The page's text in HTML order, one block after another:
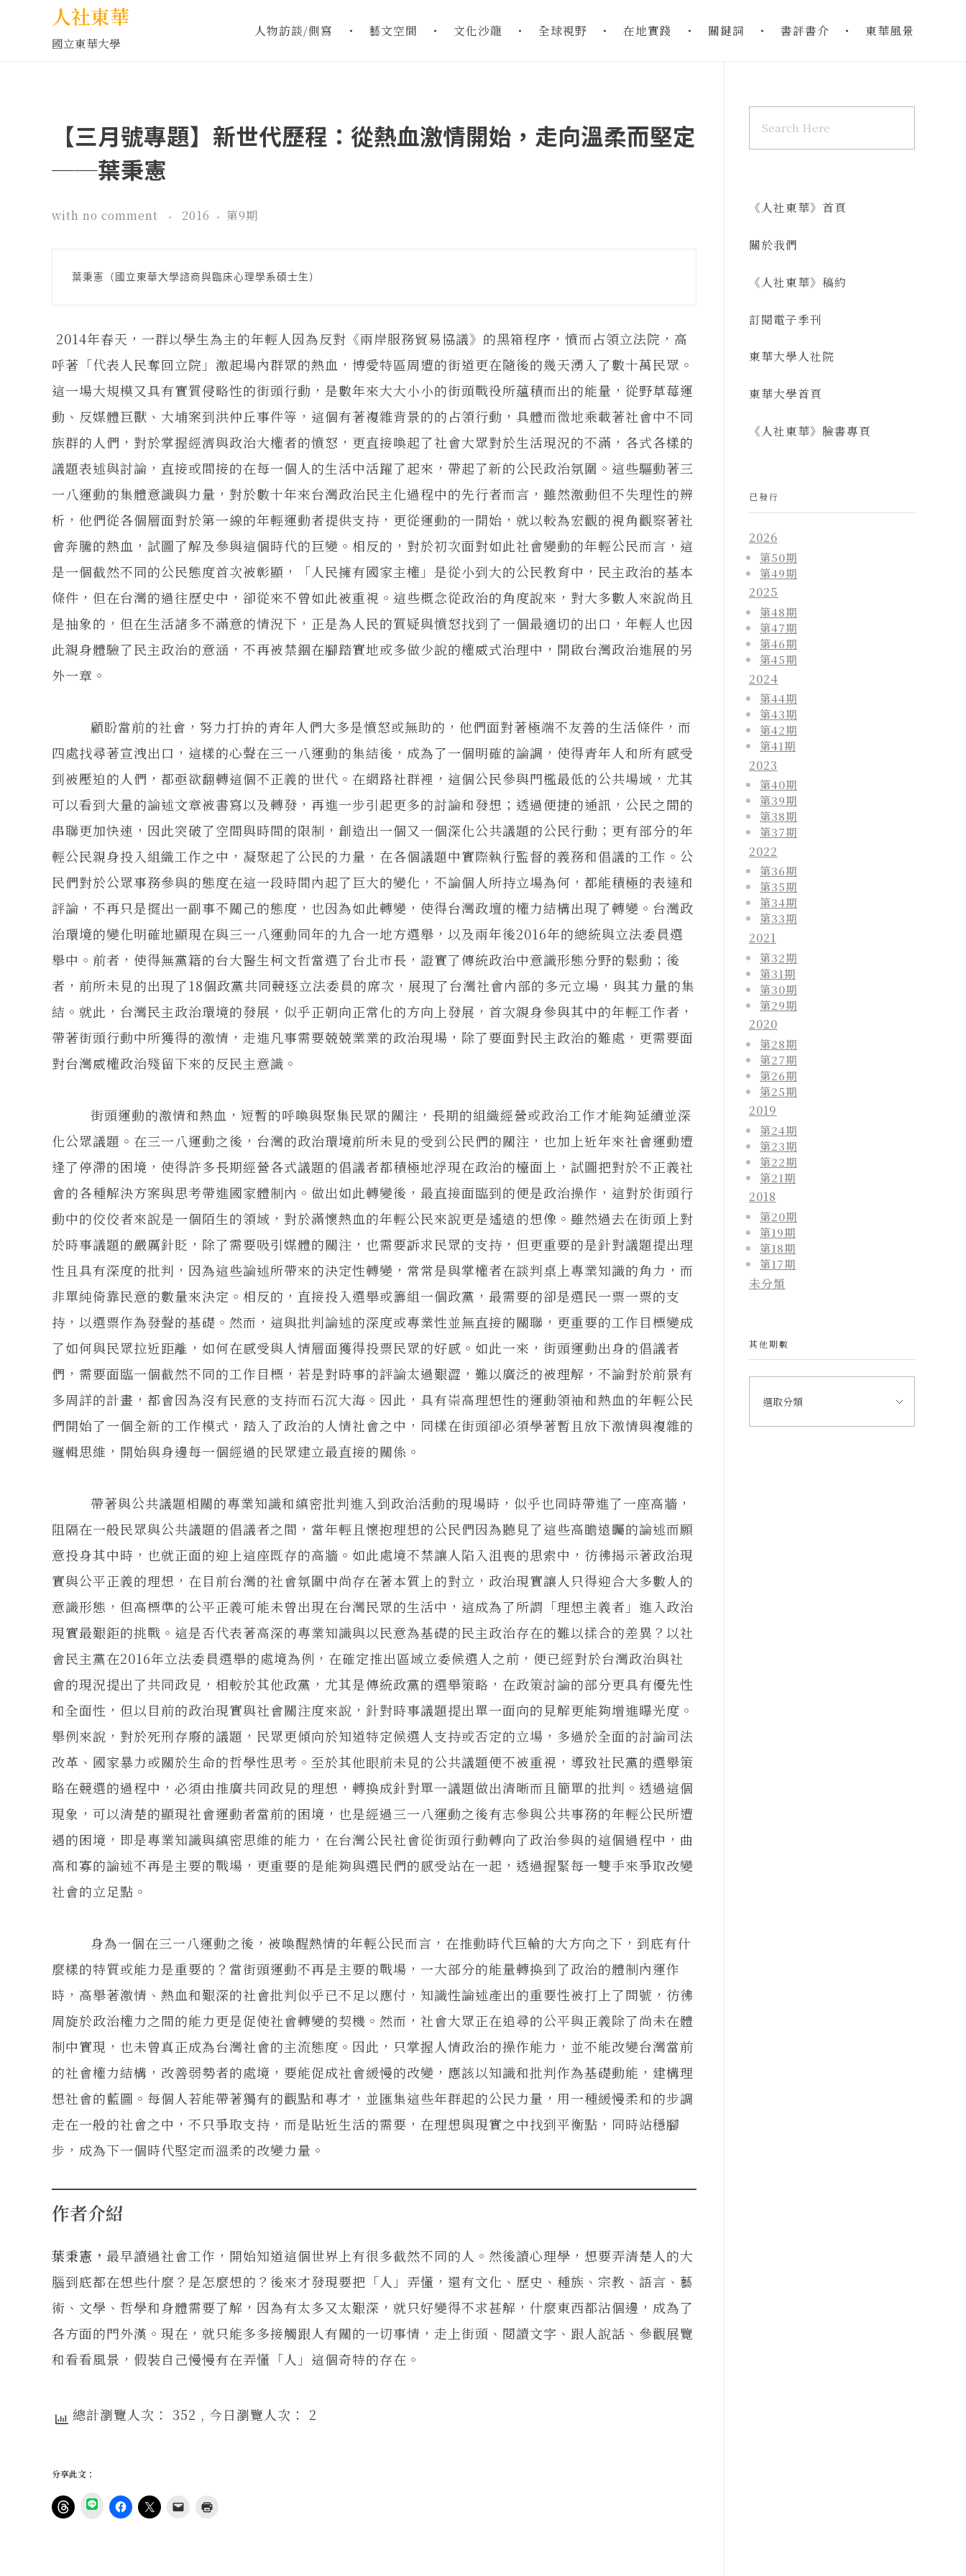
人社東華
國立東華大學
人物訪談/側寫 藝文空間 文化沙龍 全球視野 在地實踐 關鍵詞 書評書介 東華風景
【三月號專題】新世代歷程：從熱血激情開始，走向溫柔而堅定
──葉秉憲
with no comment 2016 第9期
葉秉憲（國立東華大學諮商與臨床心理學系碩士生）
2014年春天，一群以學生為主的年輕人因為反對《兩岸服務貿易協議》的黑箱程序，憤而占領立法院，高
呼著「代表人民奪回立院」激起場內群眾的熱血，博愛特區周遭的街道更在隨後的幾天湧入了數十萬民眾。
這一場大規模又具有實質侵略性的街頭行動，是數年來大大小小的街頭戰役所蘊積而出的能量，從野草莓運
動、反媒體巨獸、大埔案到洪仲丘事件等，這個有著複雜背景的的占領行動，具體而微地乘載著社會中不同
族群的人們，對於掌握經濟與政治大權者的憤怒，更直接喚起了社會大眾對於生活現況的不滿，各式各樣的
議題表述與討論，直接或間接的在每一個人的生活中活躍了起來，帶起了新的公民政治氛圍。這些驅動著三
一八運動的集體意識與力量，對於數十年來台灣政治民主化過程中的先行者而言，雖然激動但不失理性的辨
析，他們從各個層面對於第一線的年輕運動者提供支持，更從運動的一開始，就以較為宏觀的視角觀察著社
會奔騰的熱血，試圖了解及參與這個時代的巨變。相反的，對於初次面對如此社會變動的年輕公民而言，這
是一個截然不同的公民態度首次被彰顯，「人民擁有國家主權」是從小到大的公民教育中，民主政治的基本
條件，但在台灣的過往歷史中，卻從來不曾如此被重視。這些概念從政治的角度說來，對大多數人來說尚且
是抽象的，但在生活諸多不滿意的情況下，正是為人民的質疑與憤怒找到了一個最適切的出口，年輕人也因
此親身體驗了民主政治的意涵，不再被禁錮在腳踏實地或多做少說的權威式治理中，開啟台灣政治進展的另
外一章。
顧盼當前的社會，努力打拚的青年人們大多是憤怒或無助的，他們面對著極端不友善的生活條件，而
四處找尋著宣洩出口，這樣的心聲在三一八運動的集結後，成為了一個明確的論調，使得青年人和所有感受
到被壓迫的人們，都亟欲翻轉這個不正義的世代。在網路社群裡，這個公民參與門檻最低的公共場域，尤其
可以看到大量的論述文章被書寫以及轉發，再進一步引起更多的討論和發想；透過便捷的通訊，公民之間的
串聯更加快速，因此突破了空間與時間的限制，創造出一個又一個深化公共議題的公民行動；更有部分的年
輕公民親身投入組織工作之中，凝聚起了公民的力量，在各個議題中實際執行監督的義務和倡議的工作。公
民們對於公眾事務參與的態度在這一段時間內起了巨大的變化，不論個人所持立場為何，都能積極的表達和
評論，不再只是擺出一副事不關己的態度，也因為如此轉變，使得台灣政壇的權力結構出現了轉變。台灣政
治環境的變化明確地顯現在與三一八運動同年的九合一地方選舉，以及兩年後2016年的總統與立法委員選
舉中。前者，使得無黨籍的台大醫生柯文哲當選了台北市長，證實了傳統政治中意識形態分野的鬆動；後
者，前所未見的出現了18個政黨共同競逐立法委員的席次，展現了台灣社會內部的多元立場，與其力量的集
結。就此，台灣民主政治環境的發展，似乎正朝向正常化的方向上發展，首次親身參與其中的年輕工作者，
帶著街頭行動中所獲得的激情，走進凡事需要兢兢業業的政治現場，除了要面對民主政治的難處，更需要面
對台灣威權政治殘留下來的反民主意識。
街頭運動的激情和熱血，短暫的呼喚與聚集民眾的關注，長期的組織經營或政治工作才能夠延續並深
化公眾議題。在三一八運動之後，台灣的政治環境前所未見的受到公民們的關注，也加上近年來社會運動遭
逢了停滯的困境，使得許多長期經營各式議題的倡議者都積極地浮現在政治的檯面上，試圖把對於不正義社
會的各種解決方案與思考帶進國家體制內。做出如此轉變後，最直接面臨到的便是政治操作，這對於街頭行
動中的佼佼者來說是一個陌生的領域，對於滿懷熱血的年輕公民來說更是遙遠的想像。雖然過去在街頭上對
於時事議題的嚴厲針貶，除了需要吸引媒體的關注，也需要訴求民眾的支持，但更重要的是針對議題提出理
性且具有深度的批判，因為這些論述所帶來的決定性轉變，常常是與掌權者在談判桌上專業知識的角力，而
非單純倚靠民意的數量來決定。相反的，直接投入選舉或籌組一個政黨，最需要的卻是選民一票一票的支
持，以選票作為發聲的基礎。然而，這與批判論述的深度或專業性並無直接的關聯，更重要的工作目標變成
了如何與民眾拉近距離，如何在感受與人情層面獲得投票民眾的好感。如此一來，街頭運動出身的倡議者
們，需要面臨一個截然不同的工作目標，若是對時事的評論太過艱澀，難以廣泛的被理解，不論對於前景有
多周詳的計畫，都會因為沒有民意的支持而石沉大海。因此，具有崇高理想性的運動領袖和熱血的年輕公民
們開始了一個全新的工作模式，踏入了政治的人情社會之中，同樣在街頭卻必須學著暫且放下激情與複雜的
邏輯思維，開始與身邊每一個經過的民眾建立最直接的關係。
帶著與公共議題相關的專業知識和縝密批判進入到政治活動的現場時，似乎也同時帶進了一座高牆，
阻隔在一般民眾與公共議題的倡議者之間，當年輕且懷抱理想的公民們因為聽見了這些高瞻遠矚的論述而願
意投身其中時，也就正面的迎上這座既存的高牆。如此處境不禁讓人陷入沮喪的思索中，彷彿揭示著政治現
實與公平正義的理想，在目前台灣的社會氛圍中尚存在著本質上的對立，政治現實讓人只得迎合大多數人的
意識形態，但高標準的公平正義可能未曾出現在台灣民眾的生活中，這成為了所謂「理想主義者」進入政治
現實最艱鉅的挑戰。這是否代表著高深的專業知識與以民意為基礎的民主政治存在的難以揉合的差異？以社
會民主黨在2016年立法委員選舉的處境為例，在確定推出區域立委候選人之前，便已經對於台灣政治與社
會的現況提出了共同政見，相較於其他政黨，尤其是傳統政黨的選舉策略，在政策討論的部分更具有優先性
和全面性，但以目前的政治現實與社會關注度來說，針對時事議題提出單一面向的見解更能夠增進曝光度。
舉例來說，對於死刑存廢的議題，民眾更傾向於知道特定候選人支持或否定的立場，多過於全面的討論司法
改革、國家暴力或關於生命的哲學性思考。至於其他眼前未見的公共議題便不被重視，導致社民黨的選舉策
略在競選的過程中，必須由推廣共同政見的理想，轉換成針對單一議題做出清晰而且簡單的批判。透過這個
現象，可以清楚的顯現社會運動者當前的困境，也是經過三一八運動之後有志參與公共事務的年輕公民所遭
遇的困境，即是專業知識與縝密思維的能力，在台灣公民社會從街頭行動轉向了政治參與的這個過程中，曲
高和寡的論述不再是主要的戰場，更重要的是能夠與選民們的感受站在一起，透過握緊每一雙手來爭取改變
社會的立足點。
身為一個在三一八運動之後，被喚醒熱情的年輕公民而言，在推動時代巨輪的大方向之下，到底有什
麼樣的特質或能力是重要的？當街頭運動不再是主要的戰場，一大部分的能量轉換到了政治的體制內運作
時，高舉著激情、熱血和艱深的社會批判似乎已不足以應付，知識性論述產出的重要性被打上了問號，彷彿
周旋於政治權力之間的能力更是促使社會轉變的契機。然而，社會大眾正在追尋的公平與正義除了尚未在體
制中實現，也未曾真正成為台灣社會的主流態度。因此，只掌握人情政治的操作能力，並不能改變台灣當前
的社會權力結構，改善弱勢者的處境，要能促成社會緩慢的改變，應該以知識和批判作為基礎動能，建構理
想社會的藍圖。每個人若能帶著獨有的觀點和專才，並匯集這些年群起的公民力量，用一種緩慢柔和的步調
走在一般的社會之中，不只爭取支持，而是貼近生活的需要，在理想與現實之中找到平衡點，同時站穩腳
步，成為下一個時代堅定而溫柔的改變力量。
作者介紹
葉秉憲， 最早讀過社會工作，開始知道這個世界上有很多截然不同的人。然後讀心理學，想要弄清楚人的大
腦到底都在想些什麼？是怎麼想的？後來才發現要把「人」弄懂，還有文化、歷史、種族、宗教、語言、藝
術、文學、哲學和身體需要了解，因為有太多又太艱深，就只好變得不求甚解，什麼東西都沾個邊，成為了
各方面的門外漢。現在，就只能多多接觸跟人有關的一切事情，走上街頭、閱讀文字、跟人說話、參觀展覽
和看看風景，假裝自己慢慢有在弄懂「人」這個奇特的存在。
總計瀏覽人次： 352 , 今日瀏覽人次： 2
分享此文：
按
分
享
到
按 按
《人社東華》首頁
關於我們
《人社東華》稿約
訂閱電子季刊
東華大學人社院
東華大學首頁
《人社東華》臉書專頁
已發行
2026
第50期
第49期
2025
第48期
第47期
第46期
第45期
2024
第44期
第43期
第42期
第41期
2023
第40期
第39期
第38期
第37期
2022
第36期
第35期
第34期
第33期
2021
第32期
第31期
第30期
第29期
2020
第28期
第27期
第26期
第25期
2019
第24期
第23期
第22期
第21期
2018
第20期
第19期
第18期
第17期
未分類
其他期數